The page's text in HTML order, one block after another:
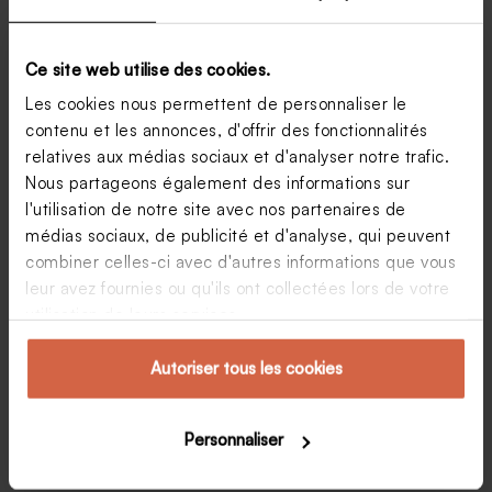
Ce site web utilise des cookies.
Les cookies nous permettent de personnaliser le
contenu et les annonces, d'offrir des fonctionnalités
relatives aux médias sociaux et d'analyser notre trafic.
Nous partageons également des informations sur
l'utilisation de notre site avec nos partenaires de
médias sociaux, de publicité et d'analyse, qui peuvent
combiner celles-ci avec d'autres informations que vous
leur avez fournies ou qu'ils ont collectées lors de votre
Autoriser tous les cookies
Personnaliser
Faire-part mariage champêtre : comment le faire
soi même ?
Créez un mariage unique à faire soi même avec un
thème champêtre ! Dans quelques mois, vous
épouserez votre moitié. Pour ce grand jour, c’est
décidé, vous souhaitez mettre en avant la nature et la
simplicité en organisant un mariage…
Iris
24 mai 2024